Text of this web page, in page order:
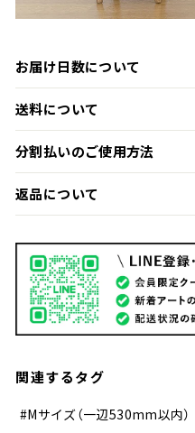
お届け日数について
送料について
分割払いのご使用方法
返品について
関連するタグ
#Mサイズ（一辺530mm以内）